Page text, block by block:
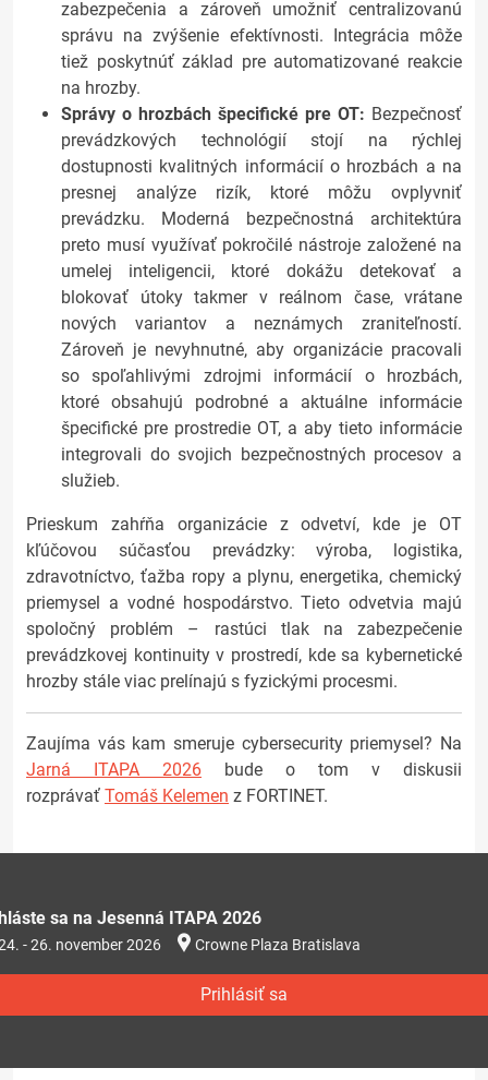
zabezpečenia a zároveň umožniť centralizovanú
správu na zvýšenie efektívnosti. Integrácia môže
tiež poskytnúť základ pre automatizované reakcie
na hrozby.
Správy o hrozbách špecifické pre OT: Bezpečnosť
prevádzkových technológií stojí na rýchlej
dostupnosti kvalitných informácií o hrozbách a na
presnej analýze rizík, ktoré môžu ovplyvniť
prevádzku. Moderná bezpečnostná architektúra
preto musí využívať pokročilé nástroje založené na
umelej inteligencii, ktoré dokážu detekovať a
blokovať útoky takmer v reálnom čase, vrátane
nových variantov a neznámych zraniteľností.
Zároveň je nevyhnutné, aby organizácie pracovali
so spoľahlivými zdrojmi informácií o hrozbách,
ktoré obsahujú podrobné a aktuálne informácie
špecifické pre prostredie OT, a aby tieto informácie
integrovali do svojich bezpečnostných procesov a
služieb.
Prieskum zahŕňa organizácie z odvetví, kde je OT
kľúčovou súčasťou prevádzky: výroba, logistika,
zdravotníctvo, ťažba ropy a plynu, energetika, chemický
priemysel a vodné hospodárstvo. Tieto odvetvia majú
spoločný problém – rastúci tlak na zabezpečenie
prevádzkovej kontinuity v prostredí, kde sa kybernetické
hrozby stále viac prelínajú s fyzickými procesmi.
Zaujíma vás kam smeruje cybersecurity priemysel? Na
Jarná ITAPA 2026 bude o tom v diskusii
rozprávať Tomáš Kelemen z FORTINET.
sa na Jesenná ITAPA 2026
- 26. november 2026 Crowne Plaza Bratislava
Prihlásiť sa